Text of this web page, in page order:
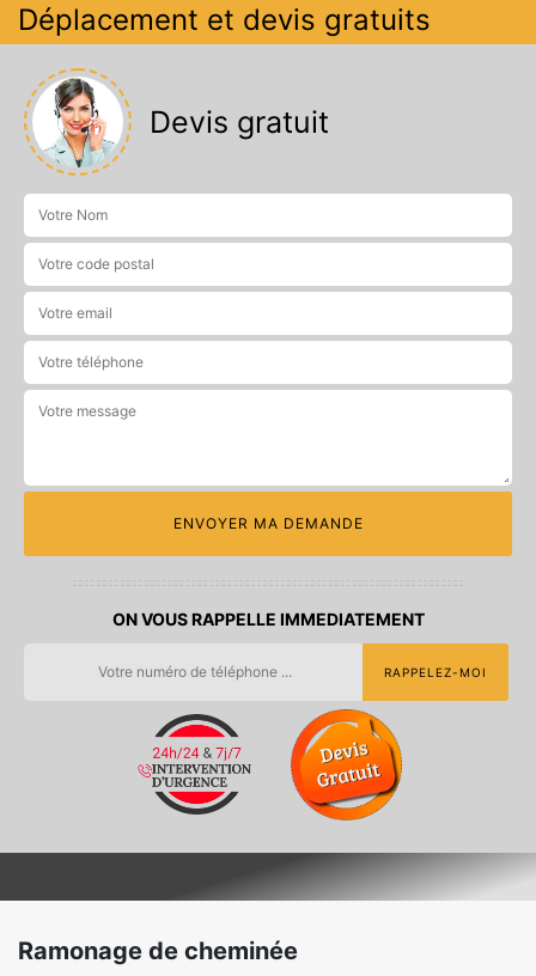
Déplacement et devis gratuits
Devis gratuit
ON VOUS RAPPELLE IMMEDIATEMENT
Ramonage de cheminée